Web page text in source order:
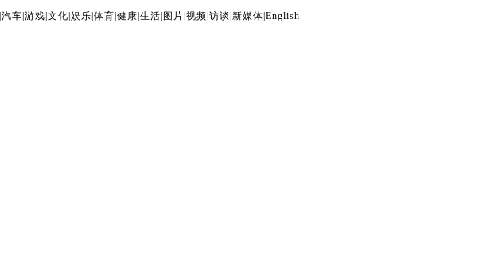
汽车 游戏 文化 娱乐 体育 健康 生活 图片 视频 访谈 新媒体 English